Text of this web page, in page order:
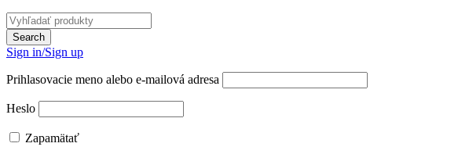
Sign in/Sign up
Prihlasovacie meno alebo e-mailová adresa
Heslo
Zapamätať